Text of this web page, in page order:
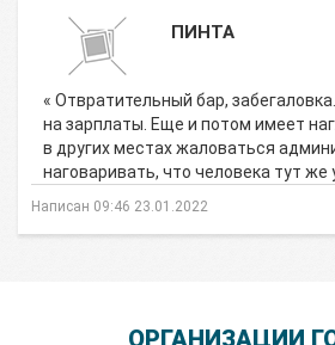
ПИНТА
« Отвратительный бар,
на зарплаты. Еще и потом имеет
в других местах жаловаться
наговаривать, что человека тут же
Написан 09:46 23.01.2022
ОРГАНИЗАЦИИ